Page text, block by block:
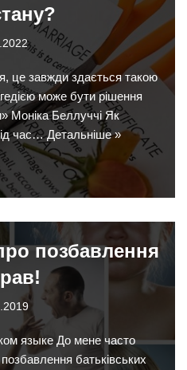
це завжди здається такою
може бути рішення
Моніка Беллуччі Як
час…Детальніше »
позбавлення
языке До мене часто
батьківських